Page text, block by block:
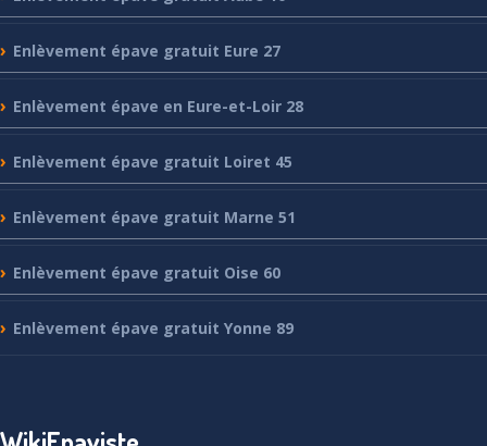
Enlèvement épave gratuit Eure 27
Enlèvement épave en Eure-et-Loir 28
Enlèvement épave gratuit Loiret 45
Enlèvement épave gratuit Marne 51
Enlèvement épave gratuit Oise 60
Enlèvement épave gratuit Yonne 89